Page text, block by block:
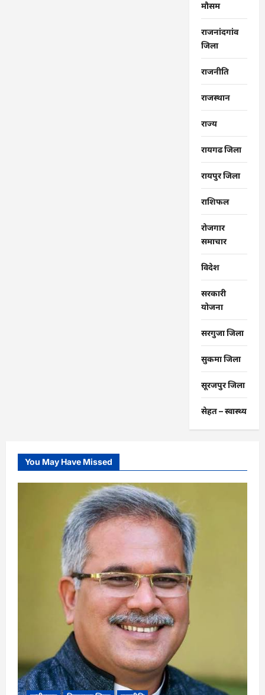
मौसम
राजनांदगांव
जिला
राजनीति
राजस्थान
राज्‍य
रायगढ जिला
रायपुर जिला
राशिफल
रोजगार
समाचार
विदेश
सरकारी
योजना
सरगुजा जिला
सुकमा जिला
सूरजपुर जिला
सेहत – स्‍वास्‍थ्‍य
You May Have Missed